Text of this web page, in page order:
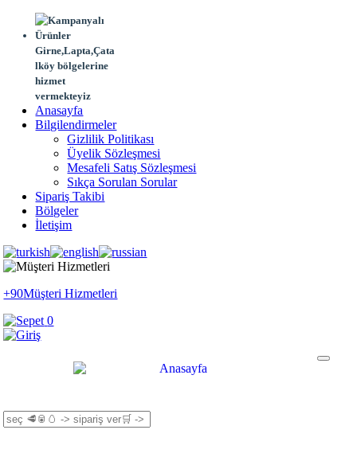
Girne,Lapta,Çata
lköy bölgelerine
hizmet
vermekteyiz
Anasayfa
Bilgilendirmeler
Gizlilik Politikası
Üyelik Sözleşmesi
Mesafeli Satış Sözleşmesi
Sıkça Sorulan Sorular
Sipariş Takibi
Bölgeler
İletişim
+90Müşteri Hizmetleri
0